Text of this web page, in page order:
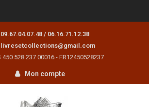
09.67.04.07.48 / 06.16.71.12.38
livresetcollections@gmail.com
450 528 237 00016 - FR12450528237
Mon compte